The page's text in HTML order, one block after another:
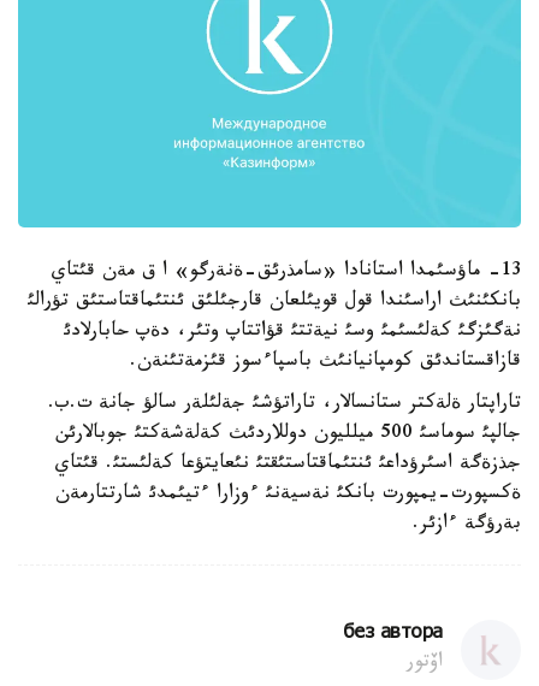
13- ماؤسئمدا استانادا «سامذرئق-ةنةرگو» ا ق مةن قئتاي
بانكئنئث اراسئندا قول قويئلعان قارجئلئق ئنتئماقتاستئق تؤرالئ
نةگئزگئ كةلئسئمئ وسئ نيةتتئ قؤاتتاپ وتئر، دةپ حابارلادئ
قازاقستاندئق كومپانيانئث باسپاءسوز قئزمةتئنةن.
تاراپتار ةلةكتر ستانسالار، تاراتؤشئ جةلئلةر سالؤ جانة ت.ب.
جالپئ سوماسئ 500 ميلليون دوللاردئث كةلةشةكتئ جوبالارئن
جذزةگة اسئرؤداعئ ئنتئماقتاستئقتئ نئعايتؤعا كةلئستئ. قئتاي
ةكسپورت-يمپورت بانكئ نةسيةنئ ءوزارا ءتيئمدئ شارتتارمةن
بةرؤگة ءازئر.
без автора
اۆتور